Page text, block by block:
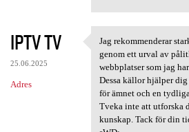
IPTV TV
25.06.2025
Adres
Jag
Jag rekommenderar
genom ett urval av
webbplatser som jag
Dessa källor hjälper
för ämnet och en
Tveka inte att utforska
kunskap. Tack för din